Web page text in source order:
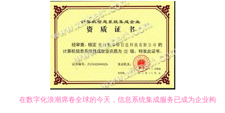
在数字化浪潮席卷全球的今天，信息系统集成服务已成为企业构